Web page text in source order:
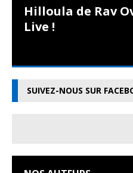
Hilloula de Rav
Live !
SUIVEZ-NOUS SUR